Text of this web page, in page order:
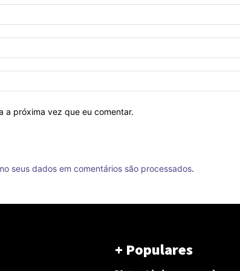
a próxima vez que eu comentar.
seus dados em comentários são processados.
+ Populares